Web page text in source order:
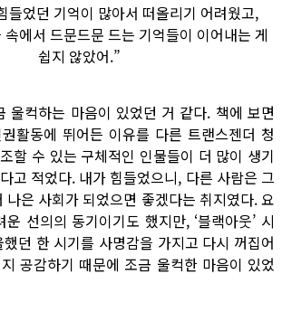
들었던 기억이 많아서 떠올리기 어려웠고,
에서 드문드문 드는 기억들이 이어내는 게
쉽지 않았어.”
울컥하는 마음이 있었던 거 같다. 책에 보면
활동에 뛰어든 이유를 다른 트랜스젠더 청
할 수 있는 구체적인 인물들이 더 많이 생기
고 적었다. 내가 힘들었으니, 다른 사람은 그
나은 사회가 되었으면 좋겠다는 취지였다. 요
선의의 동기이기도 했지만, ‘블랙아웃’ 시
던 한 시기를 사명감을 가지고 다시 꺼집어
공감하기 때문에 조금 울컥한 마음이 있었